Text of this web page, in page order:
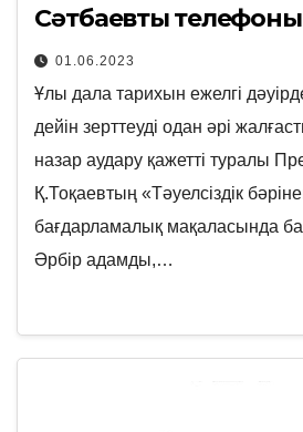
Сәтбаевтың телефоны
01.06.2023
Ұлы дала тарихын ежелгі
дейін зерттеуді одан әрі
назар аудару қажетті туралы
Қ.Тоқаевтың «Тәуелсіздік
бағдарламалық мақаласында
Әрбір адамды,…